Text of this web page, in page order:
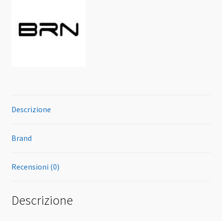
Descrizione
Brand
Recensioni (0)
Descrizione